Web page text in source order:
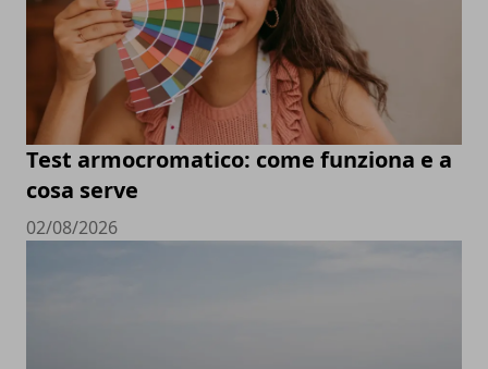
Test armocromatico: come funziona e a
cosa serve
02/08/2026